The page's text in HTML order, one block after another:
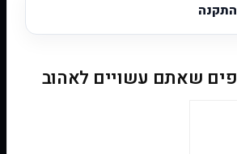
שאתם עשויים לאהוב